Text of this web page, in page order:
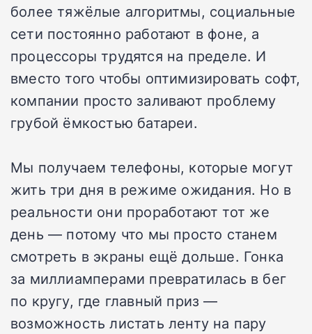
более тяжёлые алгоритмы, социальные
сети постоянно работают в фоне, а
процессоры трудятся на пределе. И
вместо того чтобы оптимизировать софт,
компании просто заливают проблему
грубой ёмкостью батареи.
Мы получаем телефоны, которые могут
жить три дня в режиме ожидания. Но в
реальности они проработают тот же
день — потому что мы просто станем
смотреть в экраны ещё дольше. Гонка
за миллиамперами превратилась в бег
по кругу, где главный приз —
возможность листать ленту на пару